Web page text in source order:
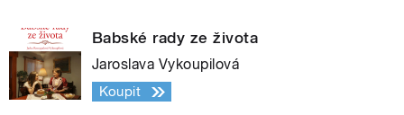
Babské rady ze života
Jaroslava Vykoupilová
Koupit